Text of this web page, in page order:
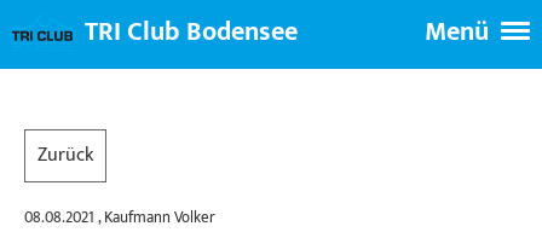
Menü
TRI Club Bodensee
Zurück
08.08.2021, Kaufmann Volker